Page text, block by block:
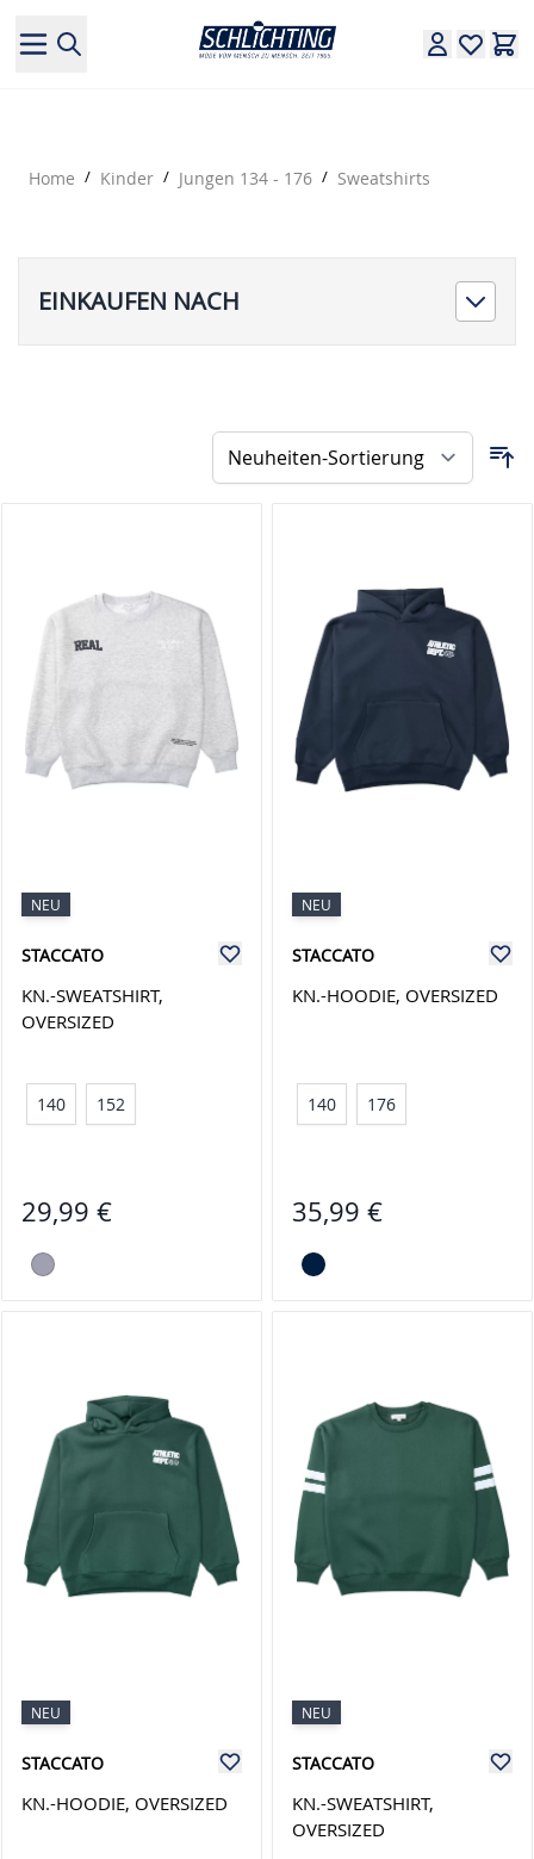
Home / Kinder / Jungen 134 - 176 / Sweatshirts
EINKAUFEN NACH
NEU
STACCATO
KN.-SWEATSHIRT,
OVERSIZED
140 152
29,99 €
NEU
STACCATO
KN.-HOODIE, OVERSIZED
140 176
35,99 €
NEU
STACCATO
KN.-HOODIE, OVERSIZED
NEU
STACCATO
KN.-SWEATSHIRT,
OVERSIZED